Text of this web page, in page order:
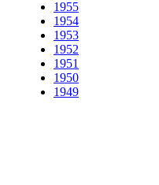
1955
1954
1953
1952
1951
1950
1949